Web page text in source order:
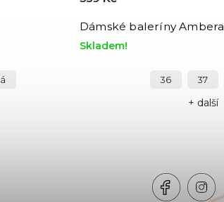
Dámské baleríny Ambera
Skladem!
36 37
+ další